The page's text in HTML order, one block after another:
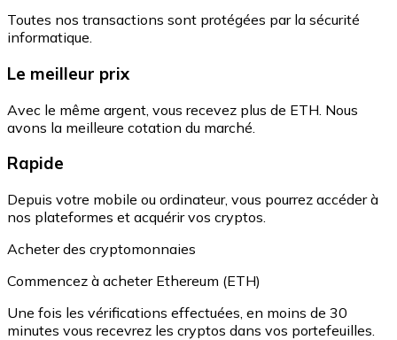
Toutes nos transactions sont protégées par la sécurité
informatique.
Le meilleur prix
Avec le même argent, vous recevez plus de ETH. Nous
avons la meilleure cotation du marché.
Rapide
Depuis votre mobile ou ordinateur, vous pourrez accéder à
nos plateformes et acquérir vos cryptos.
Acheter des cryptomonnaies
Commencez à acheter Ethereum (ETH)
Une fois les vérifications effectuées, en moins de 30
minutes vous recevrez les cryptos dans vos portefeuilles.